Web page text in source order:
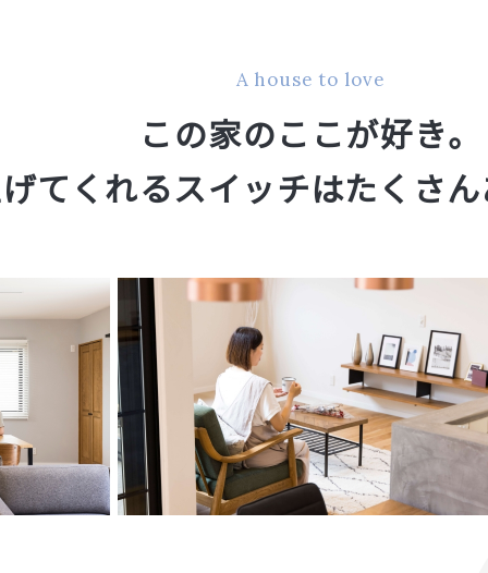
A house to love
この家のここが好き。
てくれるスイッチはたくさん